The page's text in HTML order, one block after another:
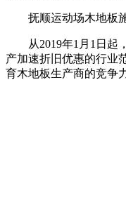
抚顺运动场木地板
从2019年1月1日起，
产加速折旧优惠的行业
育木地板生产商的竞争